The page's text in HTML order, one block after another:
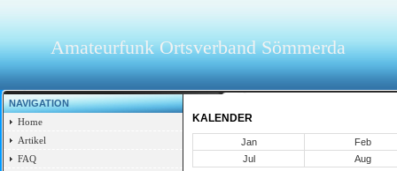
Amateurfunk Ortsverband Sömmerda
NAVIGATION
Home
Artikel
FAQ
KALENDER
Jan
Feb
Jul
Aug